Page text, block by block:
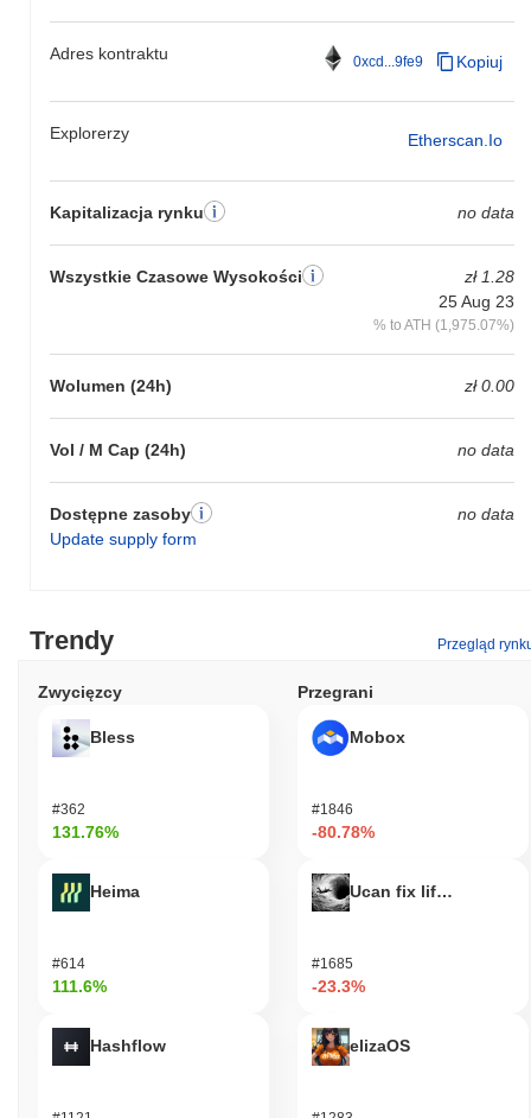
Adres kontraktu 0xcd...9fe9 Kopiuj
Explorerzy Etherscan.io
Kapitalizacja rynku no data
Wszystkie Czasowe Wysokości
zł 1.28
25 Aug 23
% to ATH (1,975.07%)
Wolumen (24h) zł 0.00
Vol / M Cap (24h) no data
Dostępne zasoby
Update supply form
no data
Trendy Przegląd
Zwycięzcy
Bless
#362
131.76%
Heima
#614
111.6%
Hashflow
Przegrani
Mobox
#1846
-80.78%
Ucan fix life in1day
#1685
-23.3%
elizaOS